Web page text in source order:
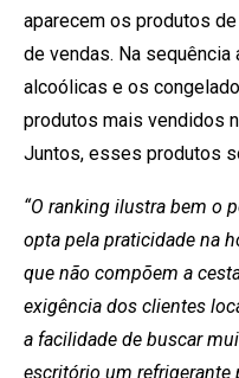
aparecem os produtos
de vendas. Na
alcoólicas e os
produtos mais vendidos
Juntos, esses produtos
“O ranking ilustra bem o
opta pela praticidade na
que não compõem a
exigência dos clientes
a facilidade de buscar
escritório um refrigerante